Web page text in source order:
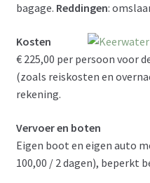
bagage. Reddingen:
Kosten
€ 225,00 per persoon voor
(zoals reiskosten en
rekening.
Vervoer en boten
Eigen boot en eigen auto
100,00 / 2 dagen), beperkt